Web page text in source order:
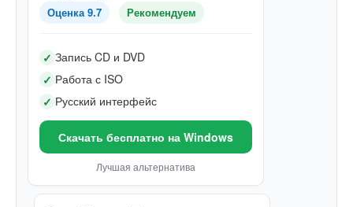
Оценка 9.7 Рекомендуем
✓ Запись CD и DVD
✓ Работа с ISO
✓ Русский интерфейс
Скачать бесплатно на Windows
Лучшая альтернатива